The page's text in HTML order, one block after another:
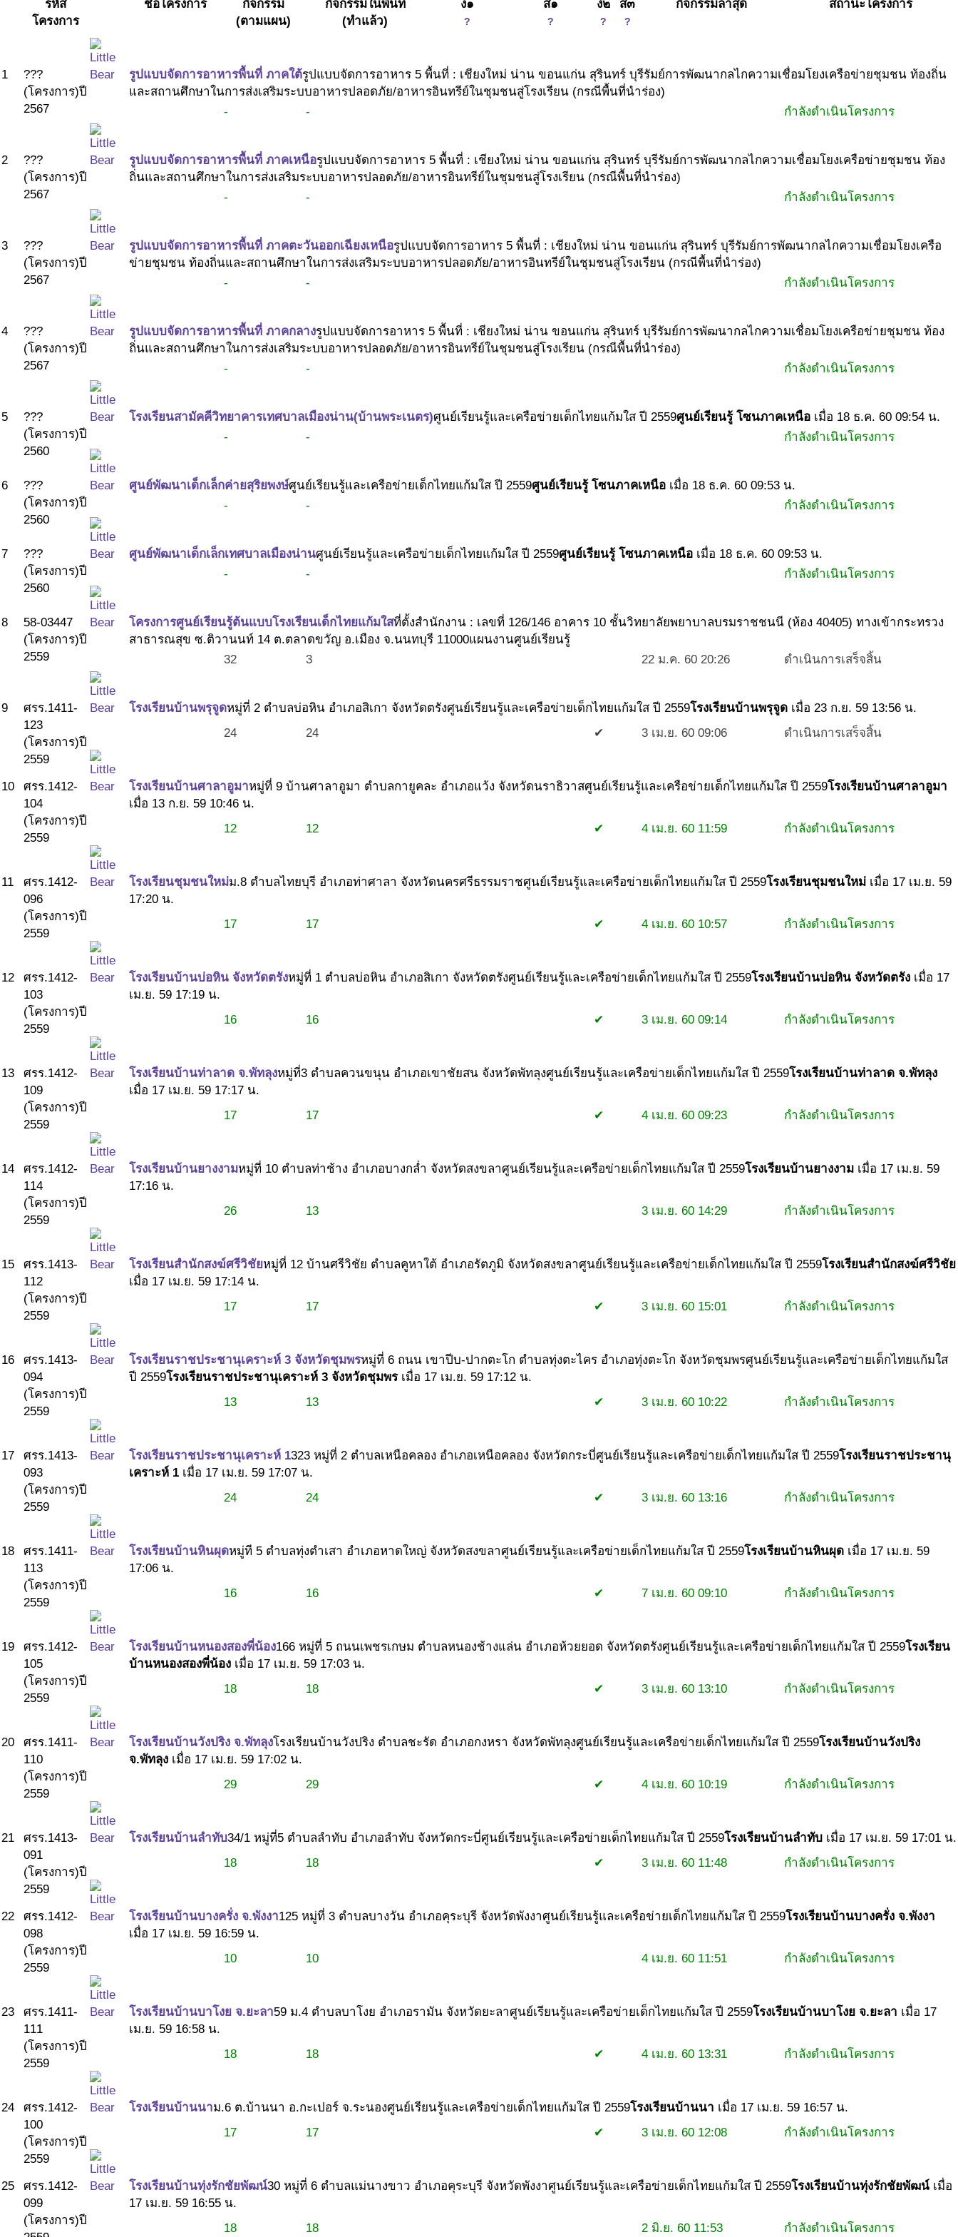
ถาม-ตอบ
คณะกรรมการกำกับทิศ
ติดค่อ ศูนย์ประสานงานเด็กไทยแก้มใส
ติดต่อ โรงเรียนศูนย์เรียนรู้ฯ
ลิ้งค์ที่เกี่ยวข้อง
รหัส
โครงการ
ชื่อโครงการ
กิจกรรม
(ตามแผน)
กิจกรรมในพื้นที่
(ทำแล้ว)
ง๑
?
ส๑
?
ง๒
?
ส๓
?
กิจกรรมล่าสุด สถานะโครงการ
1
???
(โครงการ)ปี
2567
รูปแบบจัดการอาหารพื้นที่ ภาคใต้รูปแบบจัดการอาหาร 5 พื้นที่ : เชียงใหม่ น่าน ขอนแก่น สุรินทร์ บุรีรัมย์การพัฒนากลไกความเชื่อมโยงเครือข่ายชุมชน ท้องถิ่น
และสถานศึกษาในการส่งเสริมระบบอาหารปลอดภัย/อาหารอินทรีย์ในชุมชนสู่โรงเรียน (กรณีพื้นที่นำร่อง)
-
- กำลังดำเนินโครงการ
2
???
(โครงการ)ปี
2567
รูปแบบจัดการอาหารพื้นที่ ภาคเหนือรูปแบบจัดการอาหาร 5 พื้นที่ : เชียงใหม่ น่าน ขอนแก่น สุรินทร์ บุรีรัมย์การพัฒนากลไกความเชื่อมโยงเครือข่ายชุมชน ท้อง
ถิ่นและสถานศึกษาในการส่งเสริมระบบอาหารปลอดภัย/อาหารอินทรีย์ในชุมชนสู่โรงเรียน (กรณีพื้นที่นำร่อง)
-
- กำลังดำเนินโครงการ
3
???
(โครงการ)ปี
2567
รูปแบบจัดการอาหารพื้นที่ ภาคตะวันออกเฉียงเหนือรูปแบบจัดการอาหาร 5 พื้นที่ : เชียงใหม่ น่าน ขอนแก่น สุรินทร์ บุรีรัมย์การพัฒนากลไกความเชื่อมโยงเครือ
ข่ายชุมชน ท้องถิ่นและสถานศึกษาในการส่งเสริมระบบอาหารปลอดภัย/อาหารอินทรีย์ในชุมชนสู่โรงเรียน (กรณีพื้นที่นำร่อง)
-
- กำลังดำเนินโครงการ
4
???
(โครงการ)ปี
2567
รูปแบบจัดการอาหารพื้นที่ ภาคกลางรูปแบบจัดการอาหาร 5 พื้นที่ : เชียงใหม่ น่าน ขอนแก่น สุรินทร์ บุรีรัมย์การพัฒนากลไกความเชื่อมโยงเครือข่ายชุมชน ท้อง
ถิ่นและสถานศึกษาในการส่งเสริมระบบอาหารปลอดภัย/อาหารอินทรีย์ในชุมชนสู่โรงเรียน (กรณีพื้นที่นำร่อง)
-
- กำลังดำเนินโครงการ
5
???
(โครงการ)ปี
2560
โรงเรียนสามัคคีวิทยาคารเทศบาลเมืองน่าน(บ้านพระเนตร)ศูนย์เรียนรู้และเครือข่ายเด็กไทยแก้มใส ปี 2559ศูนย์เรียนรู้ โซนภาคเหนือ เมื่อ 18 ธ.ค. 60 09:54 น.
-
- กำลังดำเนินโครงการ
6
???
(โครงการ)ปี
2560
ศูนย์พัฒนาเด็กเล็กค่ายสุริยพงษ์ศูนย์เรียนรู้และเครือข่ายเด็กไทยแก้มใส ปี 2559ศูนย์เรียนรู้ โซนภาคเหนือ เมื่อ 18 ธ.ค. 60 09:53 น.
-
- กำลังดำเนินโครงการ
7
???
(โครงการ)ปี
2560
ศูนย์พัฒนาเด็กเล็กเทศบาลเมืองน่านศูนย์เรียนรู้และเครือข่ายเด็กไทยแก้มใส ปี 2559ศูนย์เรียนรู้ โซนภาคเหนือ เมื่อ 18 ธ.ค. 60 09:53 น.
-
- กำลังดำเนินโครงการ
8
58-03447
(โครงการ)ปี
2559
โครงการศูนย์เรียนรู้ต้นแบบโรงเรียนเด็กไทยแก้มใสที่ตั้งสำนักงาน : เลขที่ 126/146 อาคาร 10 ชั้นวิทยาลัยพยาบาลบรมราชชนนี (ห้อง 40405) ทางเข้ากระทรวง
สาธารณสุข ซ.ติวานนท์ 14 ต.ตลาดขวัญ อ.เมือง จ.นนทบุรี 11000แผนงานศูนย์เรียนรู้
32
3 22 ม.ค. 60 20:26 ดำเนินการเสร็จสิ้น
9
ศรร.1411-
123
(โครงการ)ปี
2559
โรงเรียนบ้านพรุจูดหมู่ที่ 2 ตำบลบ่อหิน อำเภอสิเกา จังหวัดตรังศูนย์เรียนรู้และเครือข่ายเด็กไทยแก้มใส ปี 2559โรงเรียนบ้านพรุจูด เมื่อ 23 ก.ย. 59 13:56 น.
24
24 ✔ 3 เม.ย. 60 09:06 ดำเนินการเสร็จสิ้น
10
ศรร.1412-
104
(โครงการ)ปี
2559
โรงเรียนบ้านศาลาอูมาหมู่ที่ 9 บ้านศาลาอูมา ตำบลกายูคละ อำเภอแว้ง จังหวัดนราธิวาสศูนย์เรียนรู้และเครือข่ายเด็กไทยแก้มใส ปี 2559โรงเรียนบ้านศาลาอูมา
เมื่อ 13 ก.ย. 59 10:46 น.
12
12 ✔ 4 เม.ย. 60 11:59 กำลังดำเนินโครงการ
11
ศรร.1412-
096
(โครงการ)ปี
2559
โรงเรียนชุมชนใหม่ม.8 ตำบลไทยบุรี อำเภอท่าศาลา จังหวัดนครศรีธรรมราชศูนย์เรียนรู้และเครือข่ายเด็กไทยแก้มใส ปี 2559โรงเรียนชุมชนใหม่ เมื่อ 17 เม.ย. 59
17:20 น.
17
17 ✔ 4 เม.ย. 60 10:57 กำลังดำเนินโครงการ
12
ศรร.1412-
103
(โครงการ)ปี
2559
โรงเรียนบ้านบ่อหิน จังหวัดตรังหมู่ที่ 1 ตำบลบ่อหิน อำเภอสิเกา จังหวัดตรังศูนย์เรียนรู้และเครือข่ายเด็กไทยแก้มใส ปี 2559โรงเรียนบ้านบ่อหิน จังหวัดตรัง เมื่อ 17
เม.ย. 59 17:19 น.
16
16 ✔ 3 เม.ย. 60 09:14 กำลังดำเนินโครงการ
13
ศรร.1412-
109
(โครงการ)ปี
2559
โรงเรียนบ้านท่าลาด จ.พัทลุงหมู่ที่3 ตำบลควนขนุน อำเภอเขาชัยสน จังหวัดพัทลุงศูนย์เรียนรู้และเครือข่ายเด็กไทยแก้มใส ปี 2559โรงเรียนบ้านท่าลาด จ.พัทลุง
เมื่อ 17 เม.ย. 59 17:17 น.
17
17 ✔ 4 เม.ย. 60 09:23 กำลังดำเนินโครงการ
14
ศรร.1412-
114
(โครงการ)ปี
2559
โรงเรียนบ้านยางงามหมู่ที่ 10 ตำบลท่าช้าง อำเภอบางกล่ำ จังหวัดสงขลาศูนย์เรียนรู้และเครือข่ายเด็กไทยแก้มใส ปี 2559โรงเรียนบ้านยางงาม เมื่อ 17 เม.ย. 59
17:16 น.
26
13 3 เม.ย. 60 14:29 กำลังดำเนินโครงการ
15
ศรร.1413-
112
(โครงการ)ปี
2559
โรงเรียนสำนักสงฆ์ศรีวิชัยหมู่ที่ 12 บ้านศรีวิชัย ตำบลคูหาใต้ อำเภอรัตภูมิ จังหวัดสงขลาศูนย์เรียนรู้และเครือข่ายเด็กไทยแก้มใส ปี 2559โรงเรียนสำนักสงฆ์ศรีวิชัย
เมื่อ 17 เม.ย. 59 17:14 น.
17
17 ✔ 3 เม.ย. 60 15:01 กำลังดำเนินโครงการ
16
ศรร.1413-
094
(โครงการ)ปี
2559
โรงเรียนราชประชานุเคราะห์ 3 จังหวัดชุมพรหมู่ที่ 6 ถนน เขาปีบ-ปากตะโก ตำบลทุ่งตะไคร อำเภอทุ่งตะโก จังหวัดชุมพรศูนย์เรียนรู้และเครือข่ายเด็กไทยแก้มใส
ปี 2559โรงเรียนราชประชานุเคราะห์ 3 จังหวัดชุมพรเมื่อ 17 เม.ย. 59 17:12 น.
13
13 ✔ 3 เม.ย. 60 10:22 กำลังดำเนินโครงการ
17
ศรร.1413-
093
(โครงการ)ปี
2559
โรงเรียนราชประชานุเคราะห์ 1323 หมู่ที่ 2 ตำบลเหนือคลอง อำเภอเหนือคลอง จังหวัดกระบี่ศูนย์เรียนรู้และเครือข่ายเด็กไทยแก้มใส ปี 2559โรงเรียนราชประชานุ
เคราะห์ 1 เมื่อ 17 เม.ย. 59 17:07 น.
24
24 ✔ 3 เม.ย. 60 13:16 กำลังดำเนินโครงการ
18
ศรร.1411-
113
(โครงการ)ปี
2559
โรงเรียนบ้านหินผุดหมู่ที 5 ตำบลทุ่งตำเสา อำเภอหาดใหญ่ จังหวัดสงขลาศูนย์เรียนรู้และเครือข่ายเด็กไทยแก้มใส ปี 2559โรงเรียนบ้านหินผุด เมื่อ 17 เม.ย. 59
17:06 น.
16
16 ✔ 7 เม.ย. 60 09:10 กำลังดำเนินโครงการ
19
ศรร.1412-
105
(โครงการ)ปี
2559
โรงเรียนบ้านหนองสองพี่น้อง166 หมู่ที่ 5 ถนนเพชรเกษม ตำบลหนองช้างแล่น อำเภอห้วยยอด จังหวัดตรังศูนย์เรียนรู้และเครือข่ายเด็กไทยแก้มใส ปี 2559โรงเรียน
บ้านหนองสองพี่น้อง เมื่อ 17 เม.ย. 59 17:03 น.
18
18 ✔ 3 เม.ย. 60 13:10 กำลังดำเนินโครงการ
20
ศรร.1411-
110
(โครงการ)ปี
2559
โรงเรียนบ้านวังปริง จ.พัทลุงโรงเรียนบ้านวังปริง ตำบลชะรัด อำเภอกงหรา จังหวัดพัทลุงศูนย์เรียนรู้และเครือข่ายเด็กไทยแก้มใส ปี 2559โรงเรียนบ้านวังปริง
จ.พัทลุง เมื่อ 17 เม.ย. 59 17:02 น.
29
29 ✔ 4 เม.ย. 60 10:19 กำลังดำเนินโครงการ
21
ศรร.1413-
091
(โครงการ)ปี
2559
โรงเรียนบ้านลำทับ34/1 หมู่ที่5 ตำบลลำทับ อำเภอลำทับ จังหวัดกระบี่ศูนย์เรียนรู้และเครือข่ายเด็กไทยแก้มใส ปี 2559โรงเรียนบ้านลำทับ เมื่อ 17 เม.ย. 59 17:01 น.
18
18 ✔ 3 เม.ย. 60 11:48 กำลังดำเนินโครงการ
22
ศรร.1412-
098
(โครงการ)ปี
2559
โรงเรียนบ้านบางครั่ง จ.พังงา125 หมู่ที่ 3 ตำบลบางวัน อำเภอคุระบุรี จังหวัดพังงาศูนย์เรียนรู้และเครือข่ายเด็กไทยแก้มใส ปี 2559โรงเรียนบ้านบางครั่ง จ.พังงา
เมื่อ 17 เม.ย. 59 16:59 น.
10
10 4 เม.ย. 60 11:51 กำลังดำเนินโครงการ
23
ศรร.1411-
111
(โครงการ)ปี
2559
โรงเรียนบ้านบาโงย จ.ยะลา59 ม.4 ตำบลบาโงย อำเภอรามัน จังหวัดยะลาศูนย์เรียนรู้และเครือข่ายเด็กไทยแก้มใส ปี 2559โรงเรียนบ้านบาโงย จ.ยะลา เมื่อ 17
เม.ย. 59 16:58 น.
18
18 ✔ 4 เม.ย. 60 13:31 กำลังดำเนินโครงการ
24
ศรร.1412-
100
(โครงการ)ปี
2559
โรงเรียนบ้านนาม.6 ต.บ้านนา อ.กะเปอร์ จ.ระนองศูนย์เรียนรู้และเครือข่ายเด็กไทยแก้มใส ปี 2559โรงเรียนบ้านนา เมื่อ 17 เม.ย. 59 16:57 น.
17
17 ✔ 3 เม.ย. 60 12:08 กำลังดำเนินโครงการ
25
ศรร.1412-
099
(โครงการ)ปี
โรงเรียนบ้านทุ่งรักชัยพัฒน์30 หมู่ที่ 6 ตำบลแม่นางขาว อำเภอคุระบุรี จังหวัดพังงาศูนย์เรียนรู้และเครือข่ายเด็กไทยแก้มใส ปี 2559โรงเรียนบ้านทุ่งรักชัยพัฒน์ เมื่อ
17 เม.ย. 59 16:55 น.
18
18 2 มิ.ย. 60 11:53 กำลังดำเนินโครงการ